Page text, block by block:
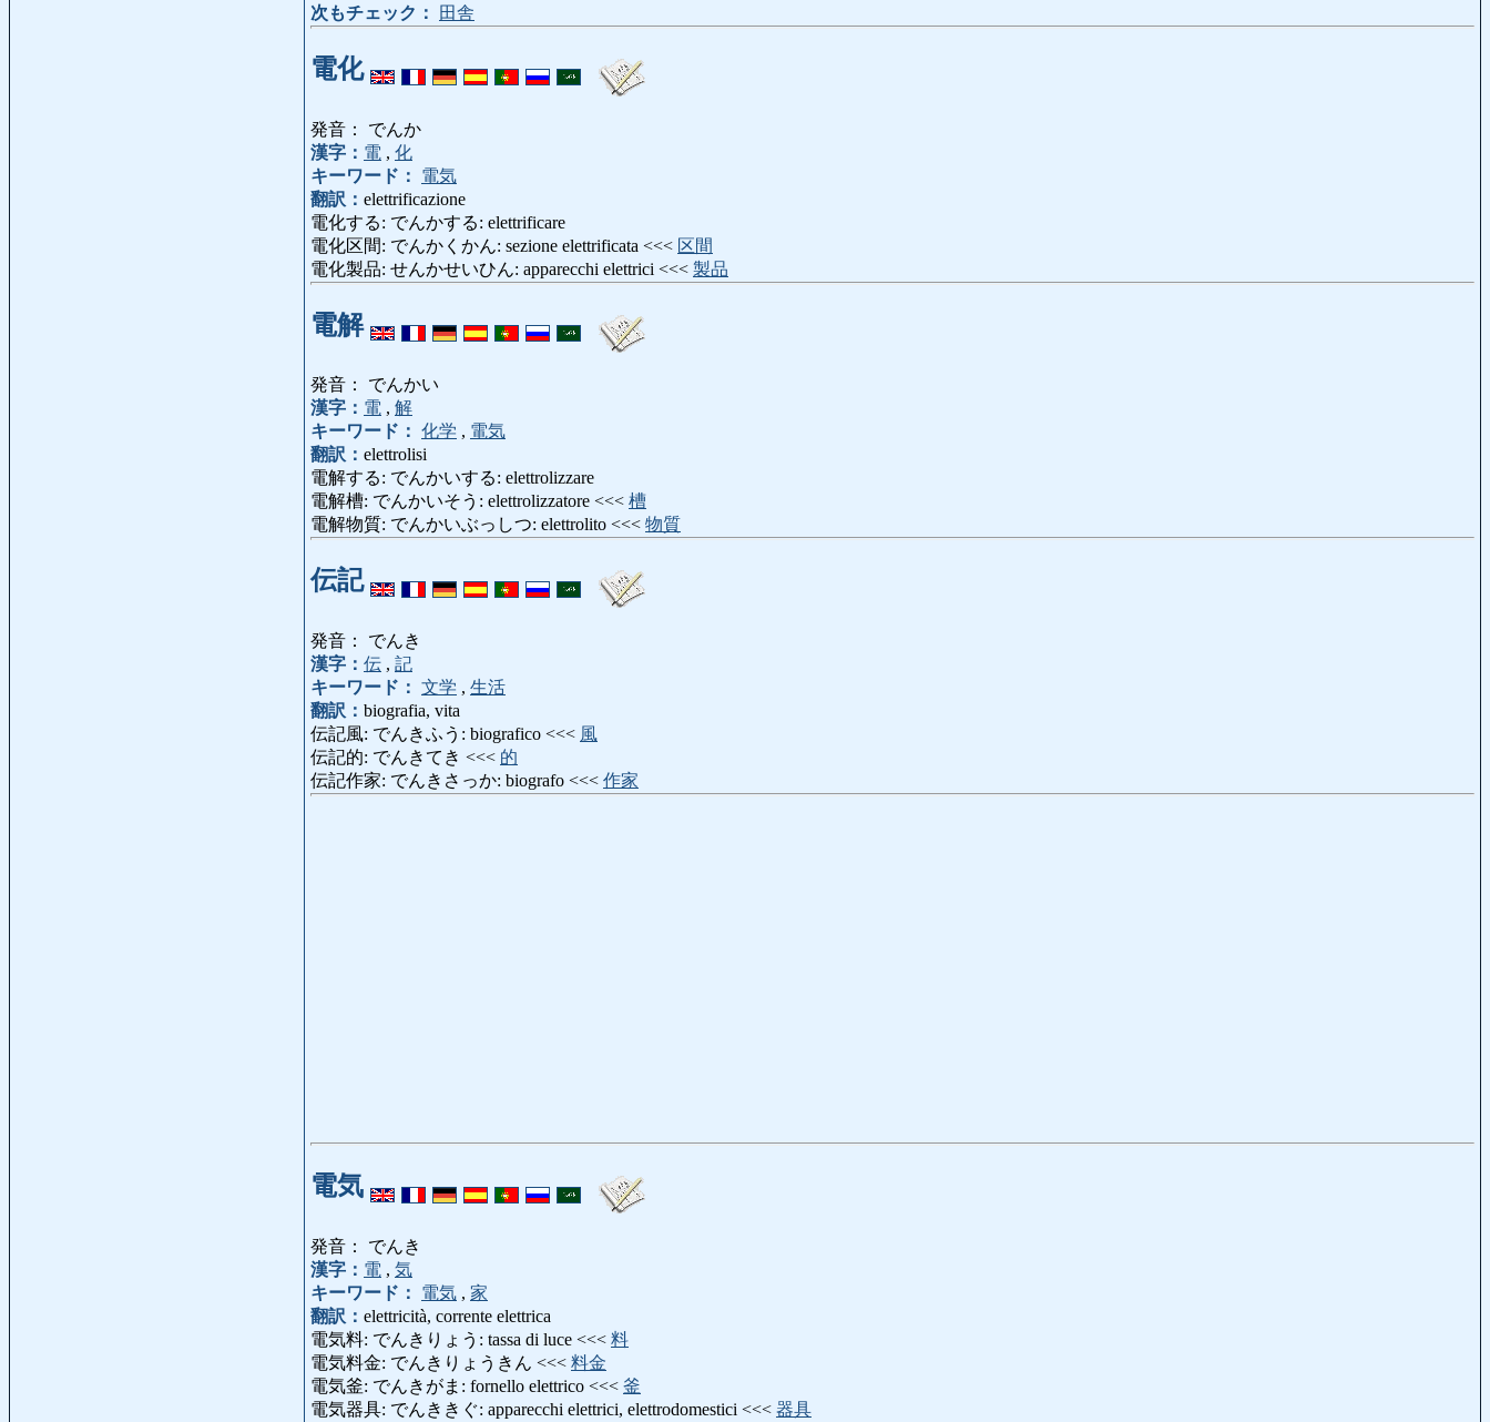
次もチェック：
田舎
電化
発音： でんか
漢字： 電 , 化
キーワード：
電気
翻訳： elettrificazione
電化する: でんかする: elettrificare
電化区間: でんかくかん: sezione elettrificata <<< 区間
電化製品: せんかせいひん: apparecchi elettrici <<< 製品
電解
発音： でんかい
漢字： 電 , 解
キーワード： 化学 , 電気
翻訳： elettrolisi
電解する: でんかいする: elettrolizzare
電解槽: でんかいそう: elettrolizzatore <<< 槽
電解物質: でんかいぶっしつ: elettrolito <<< 物質
伝記
発音： でんき
漢字： 伝 , 記
キーワード： 文学 , 生活
翻訳： biografia, vita
伝記風: でんきふう: biografico <<< 風
伝記的: でんきてき <<< 的
伝記作家: でんきさっか: biografo <<< 作家
電気
発音： でんき
漢字： 電 , 気
キーワード：
電気 , 家
翻訳： elettricità, corrente elettrica
電気料: でんきりょう: tassa di luce <<< 料
電気料金: でんきりょうきん <<< 料金
電気釜: でんきがま: fornello elettrico <<< 釜
電気器具: でんききぐ: apparecchi elettrici, elettrodomestici <<< 器具